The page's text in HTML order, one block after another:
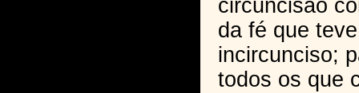
circuncisão
da fé que
incircunciso;
todos os que